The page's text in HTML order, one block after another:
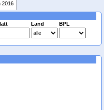
2016
Land BPL